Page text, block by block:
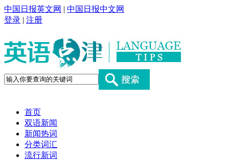
中国日报英文网 | 中国日报中文网
登录 | 注册
首页
双语新闻
新闻热词
分类词汇
流行新词